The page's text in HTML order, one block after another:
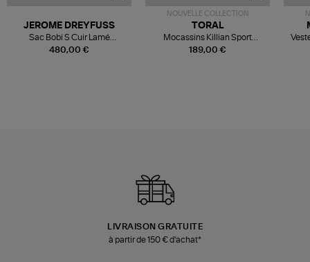
480,00 €
JEROME DREYFUSS
Sac Bobi S Cuir Lamé
Champagne
NOUVELLE COLLECTION
189,00 €
TORAL
Mocassins Killian Sport
Mousse
LIVRAISON GRATUITE
à partir de 150 € d'achat*